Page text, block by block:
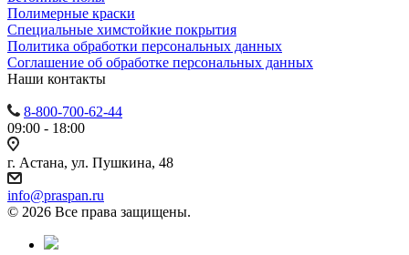
Полимерные краски
Специальные химстойкие покрытия
Политика обработки персональных данных
Cоглашение об обработке персональных данных
Наши контакты
8-800-700-62-44
09:00 - 18:00
г. Астана, ул. Пушкина, 48
info@praspan.ru
© 2026 Все права защищены.